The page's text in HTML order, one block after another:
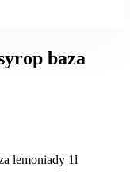
baza
lemoniady 1l